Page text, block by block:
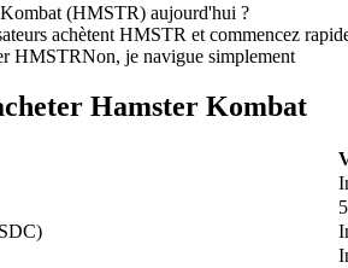
(HMSTR) aujourd'hui ?
achètent HMSTR et commencez
HMSTRNon, je navigue simplement
Hamster Kombat